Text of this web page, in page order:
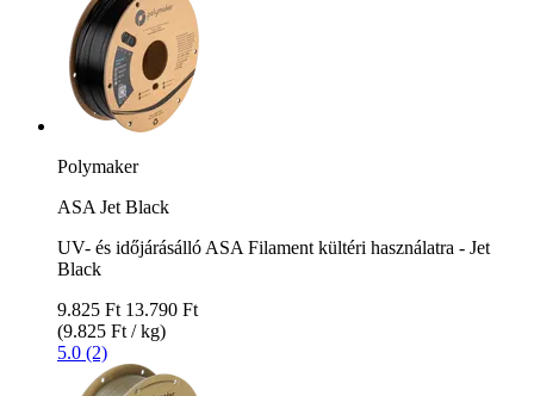
Polymaker
ASA Jet Black
UV- és időjárásálló ASA Filament kültéri használatra - Jet
Black
9.825 Ft 13.790 Ft
(9.825 Ft / kg)
5.0 (2)